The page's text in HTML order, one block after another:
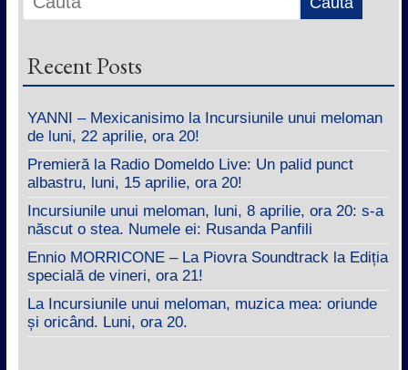
Recent Posts
YANNI – Mexicanisimo la Incursiunile unui meloman
de luni, 22 aprilie, ora 20!
Premieră la Radio Domeldo Live: Un palid punct
albastru, luni, 15 aprilie, ora 20!
Incursiunile unui meloman, luni, 8 aprilie, ora 20: s-a
născut o stea. Numele ei: Rusanda Panfili
Ennio MORRICONE – La Piovra Soundtrack la Ediția
specială de vineri, ora 21!
La Incursiunile unui meloman, muzica mea: oriunde
și oricând. Luni, ora 20.